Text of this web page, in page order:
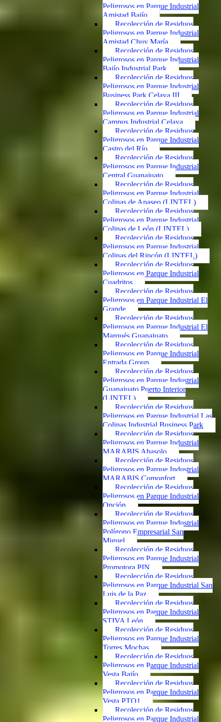
Peligrosos en Parque Industrial
Amistad Bajío
Recolección de Residuos
Peligrosos en Parque Industrial
Amistad Chuy María
Recolección de Residuos
Peligrosos en Parque Industrial
Bajío Industrial Park
Recolección de Residuos
Peligrosos en Parque Industrial
Business Park Celaya III
Recolección de Residuos
Peligrosos en Parque Industrial
Campus Industrial Celaya
Recolección de Residuos
Peligrosos en Parque Industrial
Castro del Río
Recolección de Residuos
Peligrosos en Parque Industrial
Central Guanajuato
Recolección de Residuos
Peligrosos en Parque Industrial
Colinas de Apaseo (LINTEL)
Recolección de Residuos
Peligrosos en Parque Industrial
Colinas de León (LINTEL)
Recolección de Residuos
Peligrosos en Parque Industrial
Colinas del Rincón (LINTEL)
Recolección de Residuos
Peligrosos en Parque Industrial
Cuadritos
Recolección de Residuos
Peligrosos en Parque Industrial El
Grande
Recolección de Residuos
Peligrosos en Parque Industrial El
Marqués Guanajuato
Recolección de Residuos
Peligrosos en Parque Industrial
Entrada Group
Recolección de Residuos
Peligrosos en Parque Industrial
Guanajuato Puerto Interior
(LINTEL)
Recolección de Residuos
Peligrosos en Parque Industrial Las
Colinas Industrial Business Park
Recolección de Residuos
Peligrosos en Parque Industrial
MARABIS Abasolo
Recolección de Residuos
Peligrosos en Parque Industrial
MARABIS Comonfort
Recolección de Residuos
Peligrosos en Parque Industrial
Opción
Recolección de Residuos
Peligrosos en Parque Industrial
Polígono Empresarial San
Miguel
Recolección de Residuos
Peligrosos en Parque Industrial
Promotora PIN
Recolección de Residuos
Peligrosos en Parque Industrial San
Luis de la Paz
Recolección de Residuos
Peligrosos en Parque Industrial
STIVA León
Recolección de Residuos
Peligrosos en Parque Industrial
Torres Mochas
Recolección de Residuos
Peligrosos en Parque Industrial
Vesta Bajío
Recolección de Residuos
Peligrosos en Parque Industrial
Vesta PTO1
Recolección de Residuos
Peligrosos en Parque Industrial